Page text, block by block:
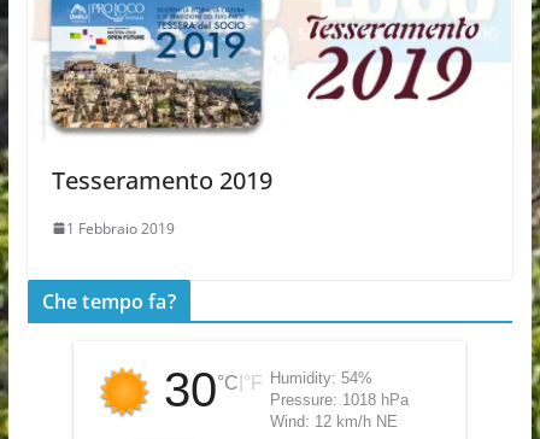
Tesseramento 2019
1 Febbraio 2019
Che tempo fa?
30°C °F Humidity: 54%
Pressure: 1018 hPa
Wind: 12 km/h NE